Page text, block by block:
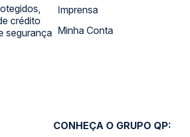
crédito
segurança
Imprensa
Minha Conta
CONHEÇA O GRUPO QP: